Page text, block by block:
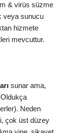
& virüs süzme
veya sunucu
hizmete
mevcuttur.
sunar ama,
Oldukça
Neden
çok üst düzey